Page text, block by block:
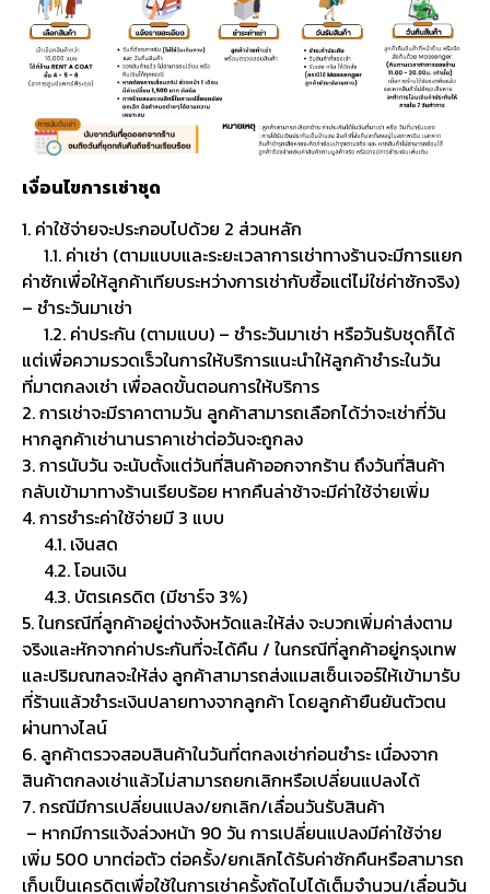
เงื่อนไขการเช่าชุด
1. ค่าใช้จ่ายจะประกอบไปด้วย 2 ส่วนหลัก
1.1. ค่าเช่า (ตามแบบและระยะเวลาการเช่าทางร้านจะมีการแยก
ค่าซักเพื่อให้ลูกค้าเทียบระหว่างการเช่ากับซื้อแต่ไม่ใช่ค่าซักจริง)
– ชำระวันมาเช่า
1.2. ค่าประกัน (ตามแบบ) – ชำระวันมาเช่า หรือวันรับชุดก็ได้
แต่เพื่อความรวดเร็วในการให้บริการแนะนำให้ลูกค้าชำระในวัน
ที่มาตกลงเช่า เพื่อลดขั้นตอนการให้บริการ
2. การเช่าจะมีราคาตามวัน ลูกค้าสามารถเลือกได้ว่าจะเช่ากี่วัน
หากลูกค้าเช่านานราคาเช่าต่อวันจะถูกลง
3. การนับวัน จะนับตั้งแต่วันที่สินค้าออกจากร้าน ถึงวันที่สินค้า
กลับเข้ามาทางร้านเรียบร้อย หากคืนล่าช้าจะมีค่าใช้จ่ายเพิ่ม
4. การชำระค่าใช้จ่ายมี 3 แบบ
4.1. เงินสด
4.2. โอนเงิน
4.3. บัตรเครดิต (มีชาร์จ 3%)
5. ในกรณีที่ลูกค้าอยู่ต่างจังหวัดและให้ส่ง จะบวกเพิ่มค่าส่งตาม
จริงและหักจากค่าประกันที่จะได้คืน / ในกรณีที่ลูกค้าอยู่กรุงเทพ
และปริมณฑลจะให้ส่ง ลูกค้าสามารถส่งแมสเซ็นเจอร์ให้เข้ามารับ
ที่ร้านแล้วชำระเงินปลายทางจากลูกค้า โดยลูกค้ายืนยันตัวตน
ผ่านทางไลน์
6. ลูกค้าตรวจสอบสินค้าในวันที่ตกลงเช่าก่อนชำระ เนื่องจาก
สินค้าตกลงเช่าแล้วไม่สามารถยกเลิกหรือเปลี่ยนแปลงได้
7. กรณีมีการเปลี่ยนแปลง/ยกเลิก/เลื่อนวันรับสินค้า
– หากมีการแจ้งล่วงหน้า 90 วัน การเปลี่ยนแปลงมีค่าใช้จ่าย
เพิ่ม 500 บาทต่อตัว ต่อครั้ง/ยกเลิกได้รับค่าซักคืนหรือสามารถ
เก็บเป็นเครดิตเพื่อใช้ในการเช่าครั้งถัดไปได้เต็มจำนวน/เลื่อนวัน